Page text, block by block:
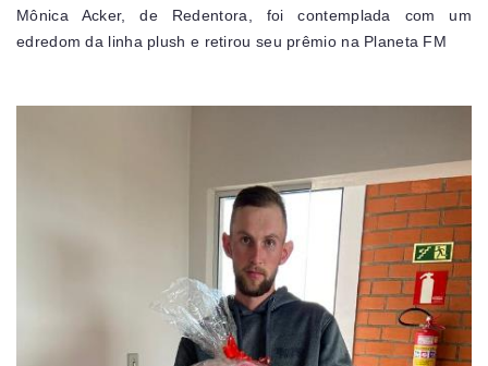
Mônica Acker, de Redentora, foi contemplada com um
edredom da linha plush e retirou seu prêmio na Planeta FM